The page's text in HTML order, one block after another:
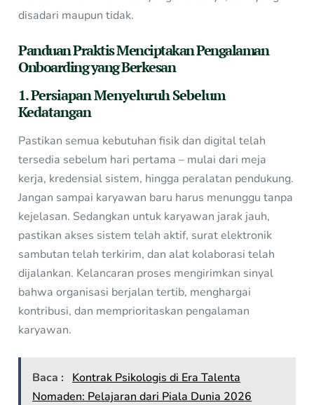
disadari maupun tidak.
Panduan Praktis Menciptakan Pengalaman
Onboarding yang Berkesan
1. Persiapan Menyeluruh Sebelum
Kedatangan
Pastikan semua kebutuhan fisik dan digital telah
tersedia sebelum hari pertama – mulai dari meja
kerja, kredensial sistem, hingga peralatan pendukung.
Jangan sampai karyawan baru harus menunggu tanpa
kejelasan. Sedangkan untuk karyawan jarak jauh,
pastikan akses sistem telah aktif, surat elektronik
sambutan telah terkirim, dan alat kolaborasi telah
dijalankan. Kelancaran proses mengirimkan sinyal
bahwa organisasi berjalan tertib, menghargai
kontribusi, dan memprioritaskan pengalaman
karyawan.
Baca :
Kontrak Psikologis di Era Talenta
Nomaden: Pelajaran dari Piala Dunia 2026